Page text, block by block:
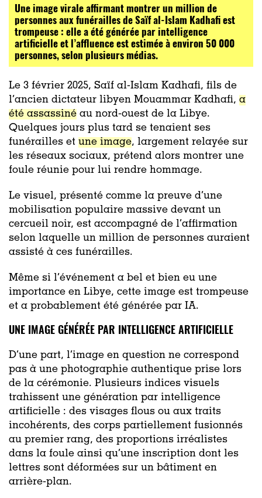
Une image virale affirmant montrer un million de
personnes aux funérailles de Saïf al-Islam Kadhafi est
trompeuse : elle a été générée par intelligence
artificielle et l’affluence est estimée à environ 50 000
personnes, selon plusieurs médias.
Le 3 février 2025, Saïf al-Islam Kadhafi, fils de
l’ancien dictateur libyen Mouammar Kadhafi, a
été assassiné au nord-ouest de la Libye.
Quelques jours plus tard se tenaient ses
funérailles et une image, largement relayée sur
les réseaux sociaux, prétend alors montrer une
foule réunie pour lui rendre hommage.
Le visuel, présenté comme la preuve d’une
mobilisation populaire massive devant un
cercueil noir, est accompagné de l’affirmation
selon laquelle un million de personnes auraient
assisté à ces funérailles.
Même si l’événement a bel et bien eu une
importance en Libye, cette image est trompeuse
et a probablement été générée par IA.
UNE IMAGE GÉNÉRÉE PAR INTELLIGENCE ARTIFICIELLE
D’une part, l’image en question ne correspond
pas à une photographie authentique prise lors
de la cérémonie. Plusieurs indices visuels
trahissent une génération par intelligence
artificielle : des visages flous ou aux traits
incohérents, des corps partiellement fusionnés
au premier rang, des proportions irréalistes
dans la foule ainsi qu’une inscription dont les
lettres sont déformées sur un bâtiment en
arrière-plan.